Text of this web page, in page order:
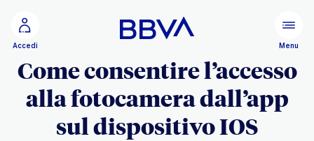
Configurare
Accedi Menu
Come consentire l’accesso
alla fotocamera dall’app
sul dispositivo IOS